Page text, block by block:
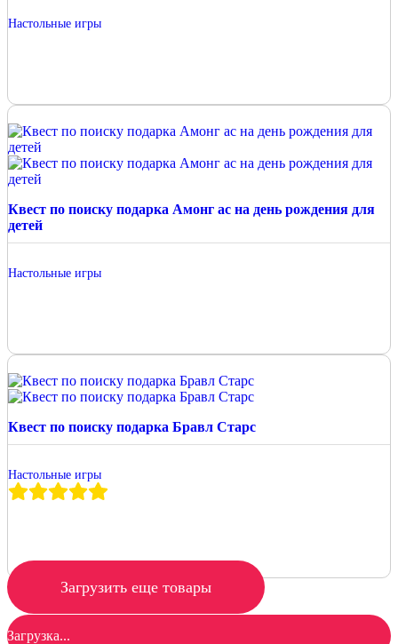
Настольные игры
Квест по поиску подарка Амонг ас на день рождения для
детей
Настольные игры
Квест по поиску подарка Бравл Старс
Настольные игры
Загрузить еще товары
Загрузка...